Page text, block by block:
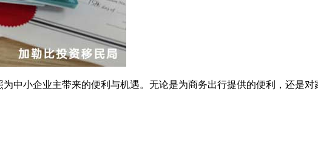
中小企业主带来的便利与机遇。无论是为商务出行提供的便利，还是